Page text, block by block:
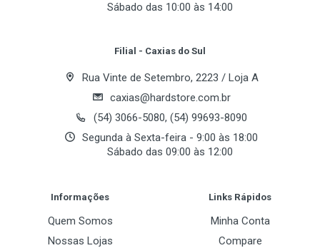
Sábado das 10:00 às 14:00
Filial - Caxias do Sul
Rua Vinte de Setembro, 2223 / Loja A
caxias@hardstore.com.br
(54) 3066-5080, (54) 99693-8090
Segunda à Sexta-feira - 9:00 às 18:00
Sábado das 09:00 às 12:00
Informações
Quem Somos
Nossas Lojas
Links Rápidos
Minha Conta
Compare